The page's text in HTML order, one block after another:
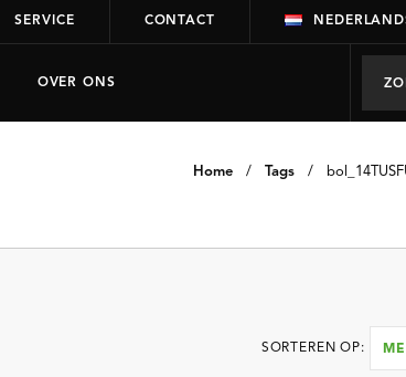
SERVICE CONTACT
OVER ONS
Home / Tags /
SORTEREN OP: